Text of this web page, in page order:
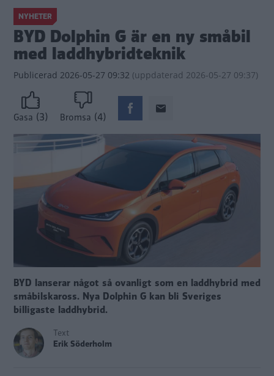
NYHETER
BYD Dolphin G är en ny småbil
med laddhybridteknik
Publicerad 2026-05-27 09:32 (uppdaterad 2026-05-27 09:37)
Gasa (3) Bromsa (4)
BYD lanserar något så ovanligt som en laddhybrid med
småbilskaross. Nya Dolphin G kan bli Sveriges
billigaste laddhybrid.
Text
Erik Söderholm